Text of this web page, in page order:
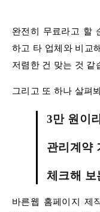
완전히 무료라고 할
하고 타 업체와 비교
저렴한 건 맞는 것 같
그리고 또 하나 살펴
3만 원이
관리계약
체크해 보
바른웹 홈페이지 제